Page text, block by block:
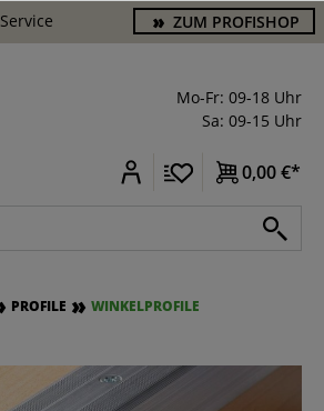
Service ZUM PROFISHOP
Mo-Fr: 09-18 Uhr
Sa: 09-15 Uhr
0,00 €*
PROFILE WINKELPROFILE